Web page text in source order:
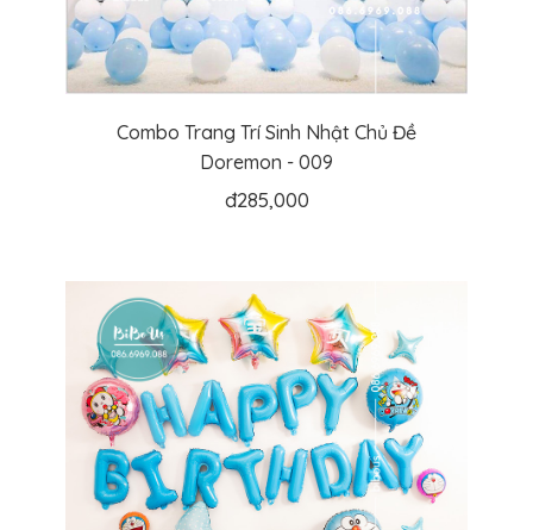
Combo Trang Trí Sinh Nhật Chủ Đề
Doremon - 009
đ285,000